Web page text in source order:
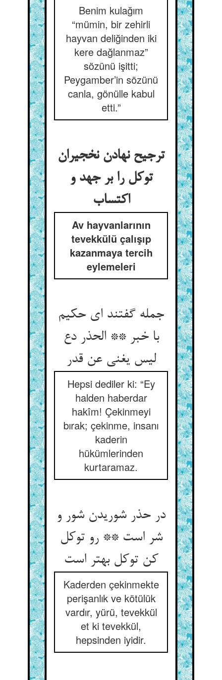
Benim kulağım
“mümin, bir zehirli
hayvan deliğinden iki
kere dağlanmaz”
sözünü işitti;
Peygamber’in sözünü
canla, gönülle kabul
etti.”
ترجیح نهادن نخجیران
توکل را بر جهد و
اکتساب‌‌
Av hayvanlarının
tevekkülü çalışıp
kazanmaya tercih
eylemeleri
جمله گفتند ای حکیم
با خبر ** الحذر دع
لیس یغنی عن قدر
Hepsi dediler ki: “Ey
halden haberdar
hakîm! Çekinmeyi
bırak; çekinme, insanı
kaderin
hükümlerinden
kurtaramaz.
در حذر شوریدن شور و
شر است ** رو توکل
Kaderden çekinmekte
perişanlık ve kötülük
vardır, yürü, tevekkül
et ki tevekkül,
hepsinden iyidir.